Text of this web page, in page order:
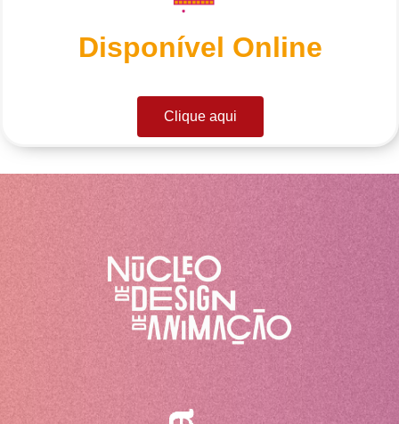
Disponível Online
Clique aqui